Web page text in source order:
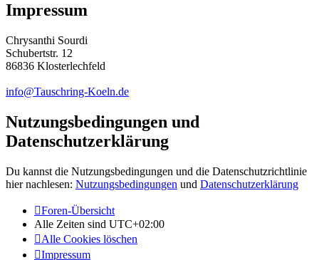
Impressum
Chrysanthi Sourdi
Schubertstr. 12
86836 Klosterlechfeld
info@Tauschring-Koeln.de
Nutzungsbedingungen und
Datenschutzerklärung
Du kannst die Nutzungsbedingungen und die Datenschutzrichtlinie
hier nachlesen: Nutzungsbedingungen und Datenschutzerklärung
Foren-Übersicht
Alle Zeiten sind UTC+02:00
Alle Cookies löschen
Impressum